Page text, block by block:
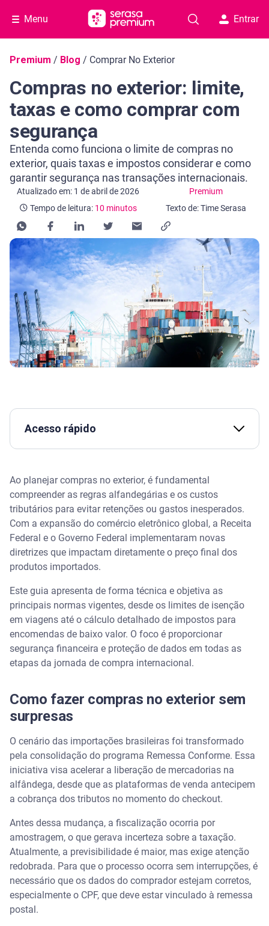
Menu Entrar
Navegação do blog
Premium / Blog / Comprar No Exterior
Compras no exterior: limite,
taxas e como comprar com
segurança
Entenda como funciona o limite de compras no
exterior, quais taxas e impostos considerar e como
garantir segurança nas transações internacionais.
Atualizado em: 1 de abril de 2026 Premium
Categoria Premium
Tempo de leitura: 10 minutos
Tempo de leitura: 10 minutos
Texto de: Time Serasa
Acesso rápido
Assista | Entenda o que é IOF e como funciona
O que considerar antes de comprar no exterior
Principais custos: frete, câmbio e impostos
Formas de pagamento e segurança nas compras
internacionais
Dicas para evitar fraudes em compras no exterior
Proteja suas transações internacionais com
Monitore seu CPF com o Serasa Premium
Perguntas frequentes sobre compras no exterior
O que preciso saber para fazer compras no
exterior?
Qual o limite de compras no exterior sem pagar
impostos?
É possível fazer compras sem cartão internacional?
Ao planejar compras no exterior, é fundamental
compreender as regras alfandegárias e os custos
tributários para evitar retenções ou gastos inesperados.
Com a expansão do comércio eletrônico global, a Receita
Federal e o Governo Federal implementaram novas
diretrizes que impactam diretamente o preço final dos
produtos importados.
Este guia apresenta de forma técnica e objetiva as
principais normas vigentes, desde os limites de isenção
em viagens até o cálculo detalhado de impostos para
encomendas de baixo valor. O foco é proporcionar
segurança financeira e proteção de dados em todas as
etapas da jornada de compra internacional.
Como fazer compras no exterior sem
surpresas
O cenário das importações brasileiras foi transformado
pela consolidação do programa Remessa Conforme. Essa
iniciativa visa acelerar a liberação de mercadorias na
alfândega, desde que as plataformas de venda antecipem
a cobrança dos tributos no momento do checkout.
Antes dessa mudança, a fiscalização ocorria por
amostragem, o que gerava incerteza sobre a taxação.
Atualmente, a previsibilidade é maior, mas exige atenção
redobrada. Para que o processo ocorra sem interrupções, é
necessário que os dados do comprador estejam corretos,
especialmente o CPF, que deve estar vinculado à remessa
postal.